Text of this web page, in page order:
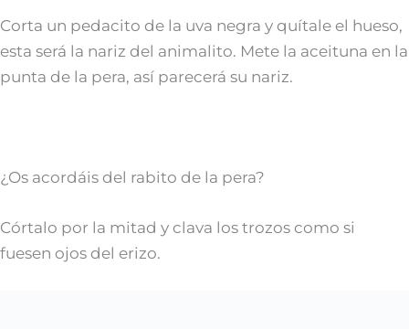
Corta un pedacito de la uva negra y quítale el hueso,
esta será la nariz del animalito. Mete la aceituna en la
punta de la pera, así parecerá su nariz.
¿Os acordáis del rabito de la pera?
Córtalo por la mitad y clava los trozos como si
fuesen ojos del erizo.